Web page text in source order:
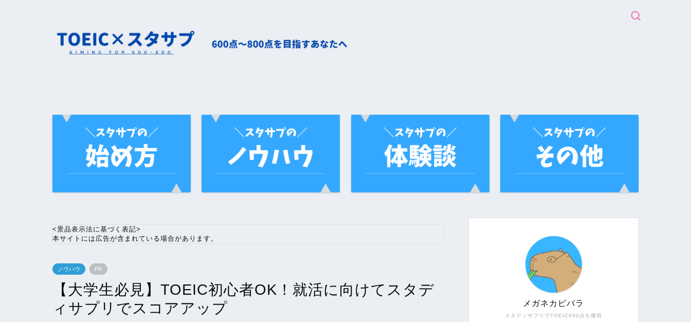
<景品表示法に基づく表記>
本サイトには広告が含まれている場合があります。
ノウハウ PR
【大学生必見】TOEIC初心者OK！就活に向けてスタデ
ィサプリでスコアアップ
スタディサプリでTOEIC600点を獲得
メガネカピバラ